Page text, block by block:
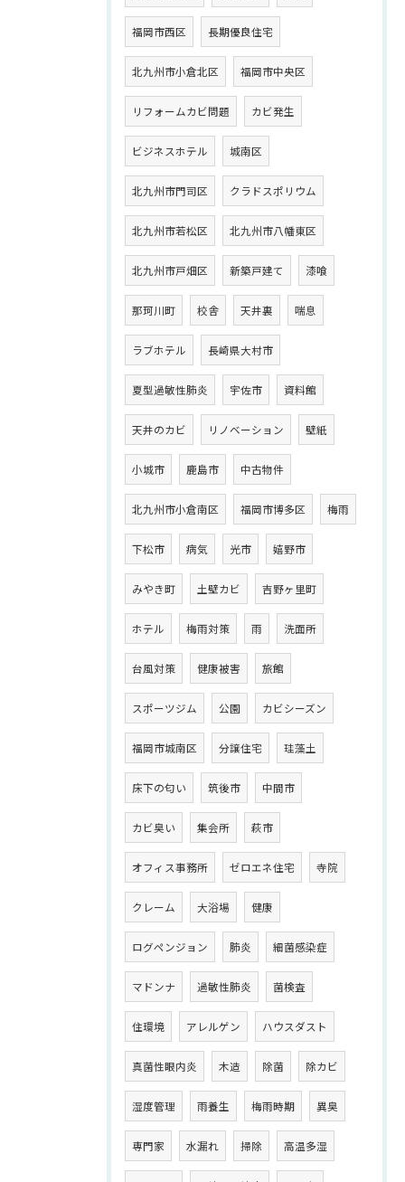
福岡市西区 長期優良住宅
北九州市小倉北区 福岡市中央区
リフォームカビ問題 カビ発生
ビジネスホテル 城南区
北九州市門司区 クラドスポリウム
北九州市若松区 北九州市八幡東区
北九州市戸畑区 新築戸建て 漆喰
那珂川町 校舎 天井裏 喘息
ラブホテル 長崎県大村市
夏型過敏性肺炎 宇佐市 資料館
天井のカビ リノベーション 壁紙
小城市 鹿島市 中古物件
北九州市小倉南区 福岡市博多区 梅雨
下松市 病気 光市 嬉野市
みやき町 土壁カビ 吉野ヶ里町
ホテル 梅雨対策 雨 洗面所
台風対策 健康被害 旅館
スポーツジム 公園 カビシーズン
福岡市城南区 分譲住宅 珪藻土
床下の匂い 筑後市 中間市
カビ臭い 集会所 萩市
オフィス事務所 ゼロエネ住宅 寺院
クレーム 大浴場 健康
ログペンジョン 肺炎 細菌感染症
マドンナ 過敏性肺炎 菌検査
住環境 アレルゲン ハウスダスト
真菌性眼内炎 木造 除菌 除カビ
湿度管理 雨養生 梅雨時期 異臭
専門家 水漏れ 掃除 高温多湿